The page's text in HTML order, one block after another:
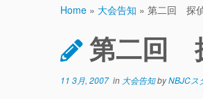
Home » 大会告知 » 第二回 探
第二回
11 3月, 2007in 大会告知byNBJCス